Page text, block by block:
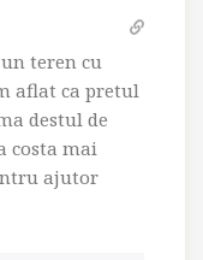
teren cu
aflat ca pretul
destul de
costa mai
ajutor